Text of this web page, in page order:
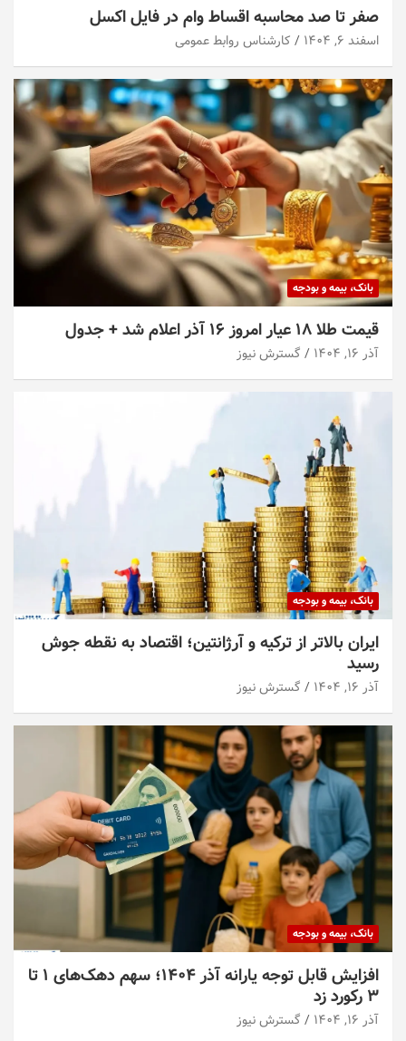
صفر تا صد محاسبه اقساط وام در فایل اکسل
اسفند ۶, ۱۴۰۴ کارشناس روابط عمومی
بانک، بیمه و بودجه
قیمت طلا ۱۸ عیار امروز ۱۶ آذر اعلام شد + جدول
آذر ۱۶, ۱۴۰۴ گسترش نیوز
بانک، بیمه و بودجه
ایران بالاتر از ترکیه و آرژانتین؛ اقتصاد به نقطه جوش
رسید
آذر ۱۶, ۱۴۰۴ گسترش نیوز
بانک، بیمه و بودجه
افزایش قابل توجه یارانه آذر ۱۴۰۴؛ سهم دهک‌های ۱ تا
۳ رکورد زد
آذر ۱۶, ۱۴۰۴ گسترش نیوز